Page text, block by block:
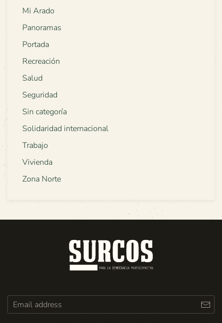
Mi Arado
Panoramas
Portada
Recreación
Salud
Seguridad
Sin categoría
Solidaridad internacional
Trabajo
Vivienda
Zona Norte